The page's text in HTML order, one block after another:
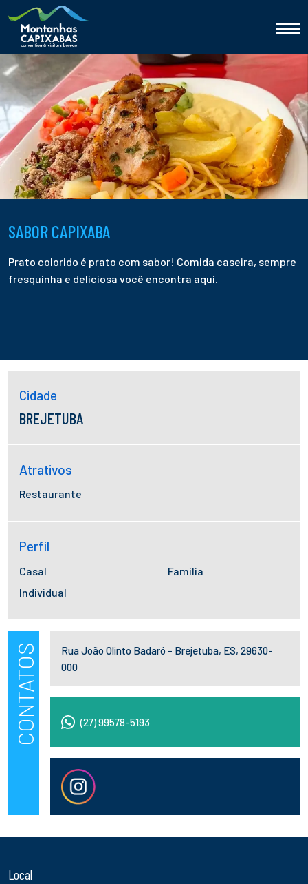
SABOR CAPIXABA
Prato colorido é prato com sabor! Comida caseira, sempre
fresquinha e deliciosa você encontra aqui.
Cidade
BREJETUBA
Atrativos
Restaurante
Perfil
Casal
Família
Individual
CONTATOS
Rua João Olinto Badaró - Brejetuba, ES, 29630-
000
(27) 99578-5193
Local